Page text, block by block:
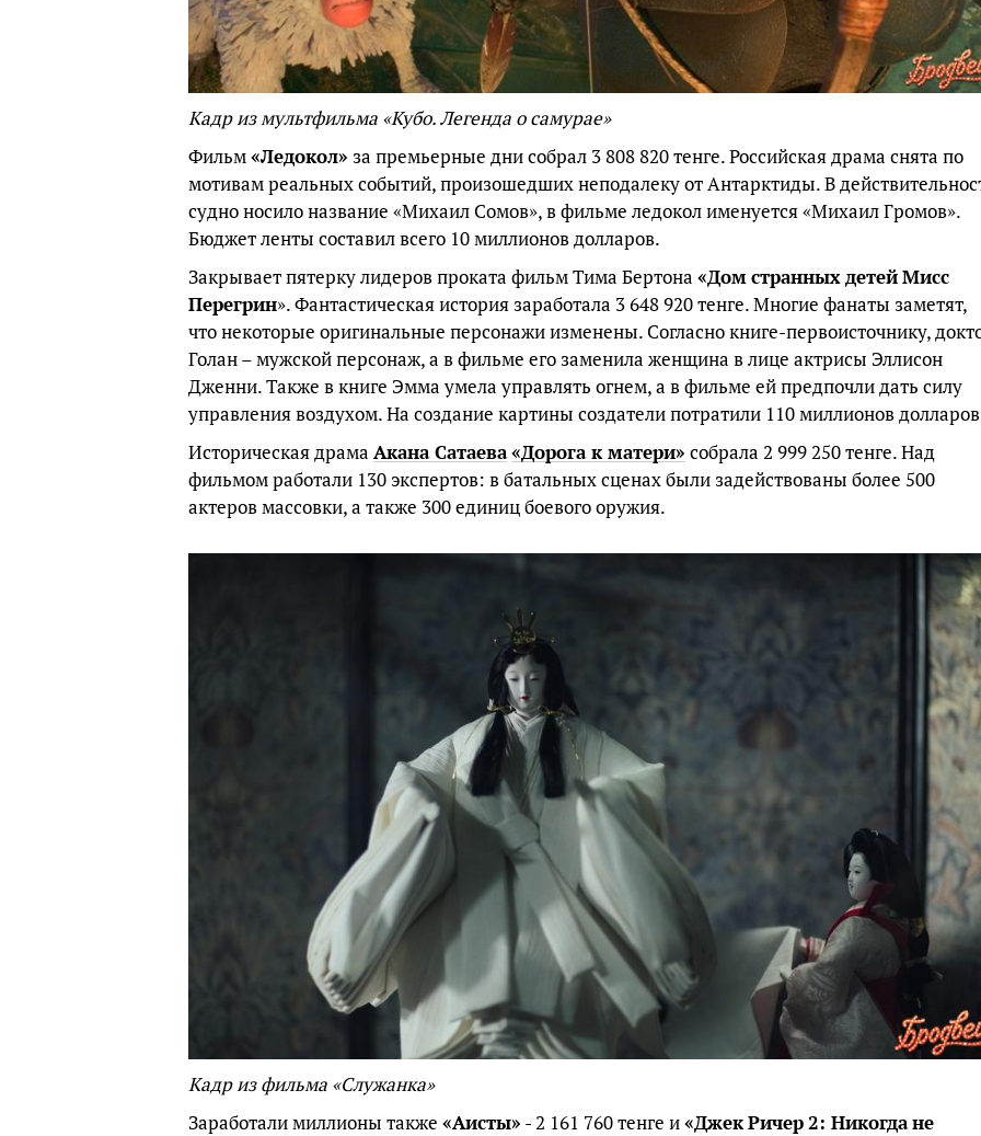
Кадр из мультфильма «Кубо. Легенда о самурае»
Фильм«Ледокол» за премьерные дни собрал 3 808 820 тенге. Российская драма снята по
мотивам реальных событий, произошедших неподалеку от Антарктиды. В
судно носило название «Михаил Сомов», в фильме ледокол именуется «Михаил Громов».
Бюджет ленты составил всего 10 миллионов долларов.
Закрывает пятерку лидеров проката фильм Тима Бертона «ДомстранныхдетейМисс
Перегрин». Фантастическая история заработала 3 648 920 тенге. Многие фанаты заметят,
что некоторые оригинальные персонажи изменены. Согласно книге-первоисточнику,
Голан – мужской персонаж, а в фильме его заменила женщина в лице актрисы Эллисон
Дженни. Также в книге Эмма умела управлять огнем, а в фильме ей предпочли дать силу
управления воздухом. На создание картины создатели потратили 110 миллионов
Историческая драма Акана Сатаева«Дорога к матери» собрала 2 999 250 тенге. Над
фильмом работали 130 экспертов: в батальных сценах были задействованы более 500
актеров массовки, а также 300 единиц боевого оружия.
Кадр из фильма «Служанка»
Заработали миллионы также «Аисты» - 2 161 760 тенге и«ДжекРичер2: Никогдане